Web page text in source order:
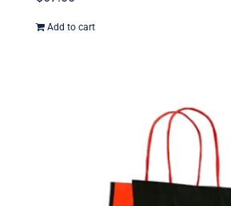
Add to cart